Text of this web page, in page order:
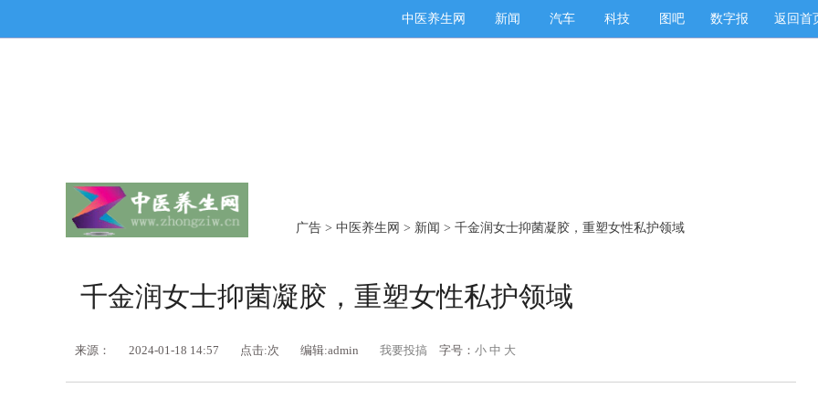
中医养生网 新闻 汽车 科技 图吧 数字报 返回首
广告 > 中医养生网 > 新闻 > 千金润女士抑菌凝胶，重塑女性私护领域
千金润女士抑菌凝胶，重塑女性私护领域
来源： 2024-01-18 14:57 点击:次 编辑:admin 我要投搞 字号： 小 中 大